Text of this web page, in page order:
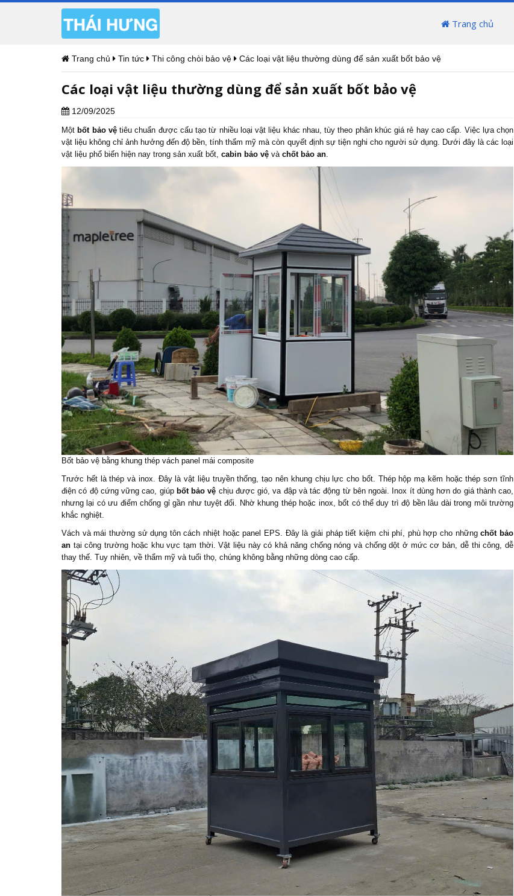
Trang chủ
Trang chủ Tin tức Thi công chòi bảo vệ Các loại vật liệu thường dùng để sản xuất bốt bảo vệ
Các loại vật liệu thường dùng để sản xuất bốt bảo vệ
12/09/2025
Một bốt bảo vệtiêu chuẩn được cấu tạo từ nhiều loại vật liệu khác nhau, tùy theo phân khúc giá rẻ hay cao cấp. Việc lựa chọn
vật liệu không chỉ ảnh hưởng đến độ bền, tính thẩm mỹ mà còn quyết định sự tiện nghi cho người sử dụng. Dưới đây là các loại
vật liệu phổ biến hiện nay trong sản xuất bốt, cabin bảo vệ và chốt bảo an.
Bốt bảo vệ bằng khung thép vách panel mái composite
Trước hết là thép và inox. Đây là vật liệu truyền thống, tạo nên khung chịu lực cho bốt. Thép hộp mạ kẽm hoặc thép sơn tĩnh
điện có độ cứng vững cao, giúp bốt bảo vệ chịu được gió, va đập và tác động từ bên ngoài. Inox ít dùng hơn do giá thành cao,
nhưng lại có ưu điểm chống gỉ gần như tuyệt đối. Nhờ khung thép hoặc inox, bốt có thể duy trì độ bền lâu dài trong môi trường
khắc nghiệt.
Vách và mái thường sử dụng tôn cách nhiệt hoặc panel EPS. Đây là giải pháp tiết kiệm chi phí, phù hợp cho nhữngchốt bảo
an tại công trường hoặc khu vực tạm thời. Vật liệu này có khả năng chống nóng và chống dột ở mức cơ bản, dễ thi công, dễ
thay thế. Tuy nhiên, về thẩm mỹ và tuổi thọ, chúng không bằng những dòng cao cấp.